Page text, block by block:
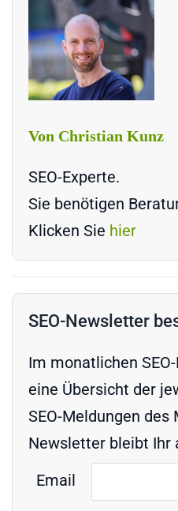
Von Christian Kunz
SEO-Experte.
Sie benötigen
Klicken Sie hier
SEO-Newsletter
Im monatlichen
eine Übersicht der
SEO-Meldungen des
Newsletter bleibt Ihr
Email